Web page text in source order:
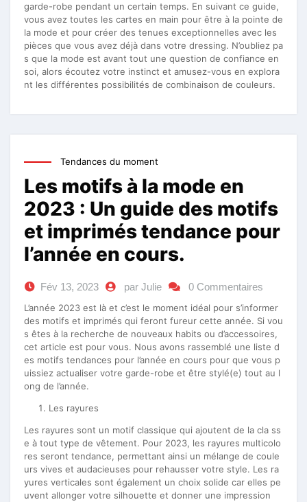
garde-robe pendant un certain temps. En suivant ce guide,
vous avez toutes les cartes en main pour être à la pointe de
la mode et pour créer des tenues exceptionnelles avec les
pièces que vous avez déjà dans votre dressing. N’oubliez pa
s que la mode est avant tout une question de confiance en
soi, alors écoutez votre instinct et amusez-vous en explora
nt les différentes possibilités de combinaison de couleurs.
Tendances du moment
Les motifs à la mode en
2023 : Un guide des motifs
et imprimés tendance pour
l’année en cours.
Fév 13, 2023 par Julie 0 Commentaires
L’année 2023 est là et c’est le moment idéal pour s’informer
des motifs et imprimés qui feront fureur cette année. Si vou
s êtes à la recherche de nouveaux habits ou d’accessoires,
cet article est pour vous. Nous avons rassemblé une liste d
es motifs tendances pour l’année en cours pour que vous p
uissiez actualiser votre garde-robe et être stylé(e) tout au l
ong de l’année.
Les rayures
Les rayures sont un motif classique qui ajoutent de la cla ss
e à tout type de vêtement. Pour 2023, les rayures multicolo
res seront tendance, permettant ainsi un mélange de coule
urs vives et audacieuses pour rehausser votre style. Les ra
yures verticales sont également un choix solide car elles pe
uvent allonger votre silhouette et donner une impression